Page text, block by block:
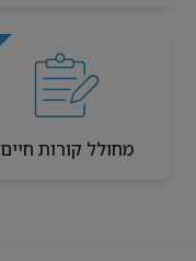
מחולל קורות חיים